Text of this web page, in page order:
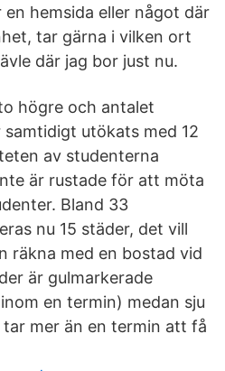
hemsida eller något där
tar gärna i vilken ort
där jag bor just nu.
högre och antalet
utökats med 12
av studenterna
är rustade för att möta
Bland 33
nu 15 städer, det vill
räkna med en bostad vid
är gulmarkerade
en termin) medan sju
mer än en termin att få